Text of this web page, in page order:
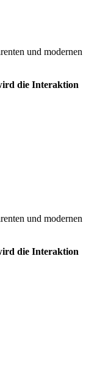
und modernen
die Interaktion
und modernen
die Interaktion